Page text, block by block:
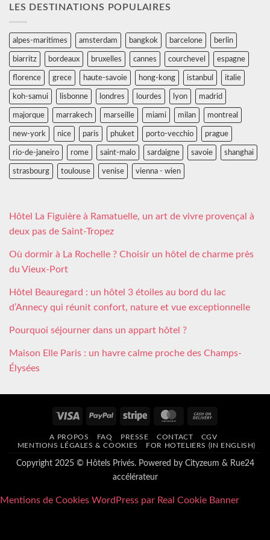
LES DESTINATIONS POPULAIRES
alpes-maritimes amsterdam bangkok barcelone berlin
biarritz bordeaux bruxelles cannes courchevel espagne
florence grece haute-savoie hong-kong istanbul italie
koh-samui lisbonne londres lourdes lyon madrid
majorque marrakech marseille miami milan montreal
new-york nice paris phuket porto-vecchio prague
rio-de-janeiro rome saint-malo sardaigne savoie shanghai
strasbourg toulouse venise vienna - wien
Hôtel La Figuière à Ramatuelle, un art de vivre provençal à
deux pas de Saint-Tropez
Où dormir à La Rochelle ? Choisir un hôtel de charme près
du Vieux-Port
Hôtel Beauregard : un hôtel 3 étoiles au bord du lac
d’Annecy qui réunit confort, nature et vue exceptionnelle
Pourquoi séjourner dans un appart hôtel ?
Maison Elle Paris : un havre calme proche des Champs-
Élysées
Visa PayPal Stripe MasterCard
Delivery
A PROPOS FAQ PRESSE CONTACT
CGV
MENTIONS LÉGALES & COOKIES
FOR HOTELIERS (IN ENGLISH)
Copyright 2025 © Hôtels Privés. Powered by Cityzeum & Rue24
accélérateur
Mentions de Cookies WordPress par Real Cookie Banner